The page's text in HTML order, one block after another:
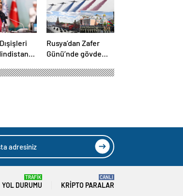
Rusya’dan Zafer
Günü’nde gövde
damga vuran anlar
YOL DURUMU
TRAFİK
KRIPTO PARALAR
CANLI